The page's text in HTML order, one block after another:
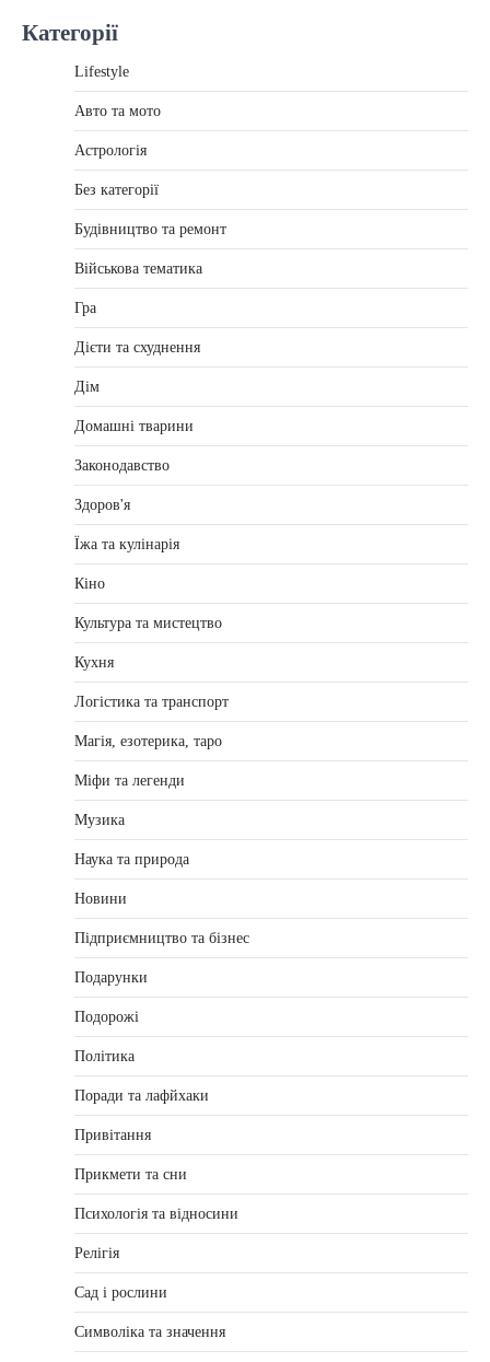
Категорії
Lifestyle
Авто та мото
Астрологія
Без категорії
Будівництво та ремонт
Військова тематика
Гра
Дієти та схуднення
Дім
Домашні тварини
Законодавство
Здоров'я
Їжа та кулінарія
Кіно
Культура та мистецтво
Кухня
Логістика та транспорт
Магія, езотерика, таро
Міфи та легенди
Музика
Наука та природа
Новини
Підприємництво та бізнес
Подарунки
Подорожі
Політика
Поради та лафйхаки
Привітання
Прикмети та сни
Психологія та відносини
Релігія
Сад і рослини
Символіка та значення